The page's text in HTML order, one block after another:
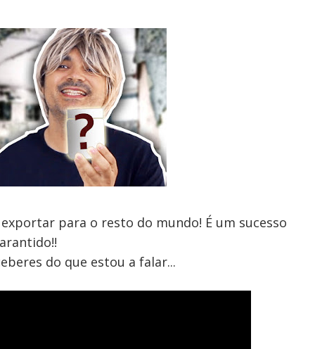
para o resto do mundo! É um sucesso
do que estou a falar...